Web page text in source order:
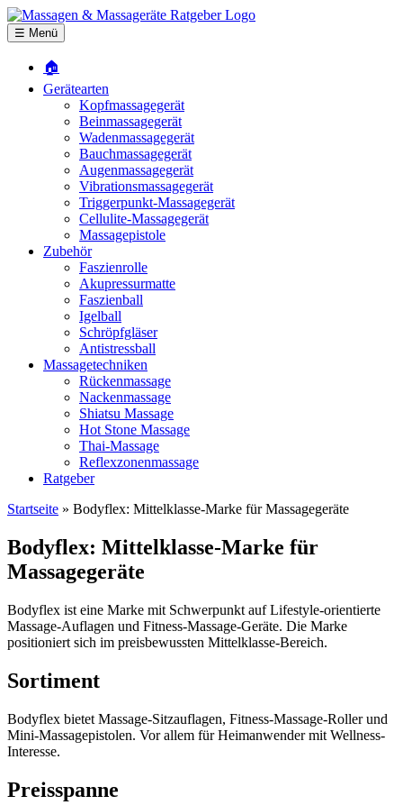
☰ Menü
🏠
Gerätearten
Kopfmassagegerät
Beinmassagegerät
Wadenmassagegerät
Bauchmassagegerät
Augenmassagegerät
Vibrationsmassagegerät
Triggerpunkt-Massagegerät
Cellulite-Massagegerät
Massagepistole
Zubehör
Faszienrolle
Akupressurmatte
Faszienball
Igelball
Schröpfgläser
Antistressball
Massagetechniken
Rückenmassage
Nackenmassage
Shiatsu Massage
Hot Stone Massage
Thai-Massage
Reflexzonenmassage
Ratgeber
Startseite » Bodyflex: Mittelklasse-Marke für Massagegeräte
Bodyflex: Mittelklasse-Marke für
Massagegeräte
Bodyflex ist eine Marke mit Schwerpunkt auf Lifestyle-orientierte
Massage-Auflagen und Fitness-Massage-Geräte. Die Marke
positioniert sich im preisbewussten Mittelklasse-Bereich.
Sortiment
Bodyflex bietet Massage-Sitzauflagen, Fitness-Massage-Roller und
Mini-Massagepistolen. Vor allem für Heimanwender mit Wellness-
Interesse.
Preisspanne